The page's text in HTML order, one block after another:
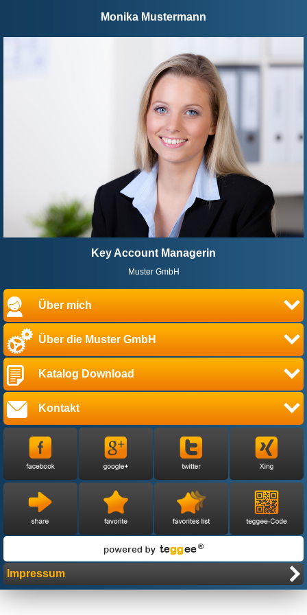
Monika Mustermann
Key Account Managerin
Muster GmbH
Über mich
Über die Muster GmbH
Katalog Download
Kontakt
Impressum